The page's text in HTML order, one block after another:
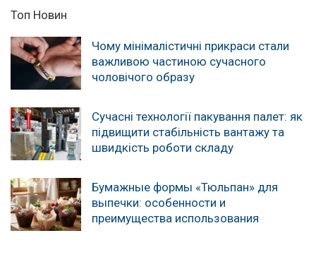
Топ Новин
Чому мінімалістичні прикраси стали
важливою частиною сучасного
чоловічого образу
Сучасні технології пакування палет: як
підвищити стабільність вантажу та
швидкість роботи складу
Бумажные формы «Тюльпан» для
выпечки: особенности и
преимущества использования